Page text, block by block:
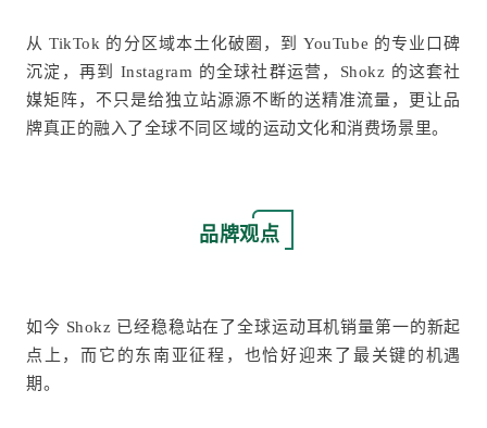
从 TikTok 的分区域本土化破圈，到 YouTube 的专业口碑
沉淀，再到 Instagram 的全球社群运营，Shokz 的这套社
媒矩阵，不只是给独立站源源不断的送精准流量，更让品
牌真正的融入了全球不同区域的运动文化和消费场景里。
品牌观点
如今 Shokz 已经稳稳站在了全球运动耳机销量第一的新起
点上，而它的东南亚征程，也恰好迎来了最关键的机遇
期。